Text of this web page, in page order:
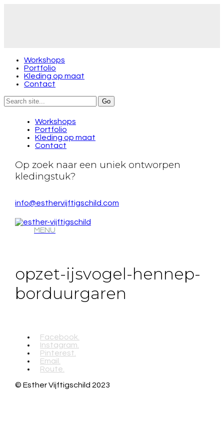
Workshops
Portfolio
Kleding op maat
Contact
Workshops
Portfolio
Kleding op maat
Contact
Op zoek naar een uniek ontworpen
kledingstuk?
info@esthervijftigschild.com
MENU
opzet-ijsvogel-hennep-
borduurgaren
Facebook.
Instagram.
Pinterest.
Email.
Route.
© Esther Vijftigschild 2023